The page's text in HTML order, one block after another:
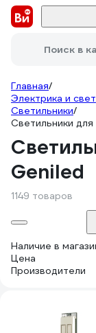
Поиск в
Главная/
Электрика и свет
Светильники/
Светильники
Geniled
1149 товаров
Наличие в
Цена
Производители